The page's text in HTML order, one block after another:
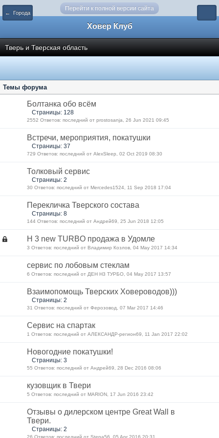
Перейти к полной версии сайта
← Города
Ховер Клуб
Тверь и Тверская область
Темы форума
Болтанка обо всём
Страницы: 128
2552 Ответов: последний от prostosanja, 26 Jun 2021 09:45
Встречи, мероприятия, покатушки
Страницы: 37
729 Ответов: последний от AlexSleep, 02 Oct 2019 08:30
Толковый сервис
Страницы: 2
30 Ответов: последний от Mercedes1524, 11 Sep 2018 17:04
Перекличка Тверского состава
Страницы: 8
144 Ответов: последний от Андрей69, 25 Jun 2018 12:05
H 3 new TURBO продажа в Удомле
3 Ответов: последний от Владимир Козлов, 04 May 2017 14:34
сервис по лобовым стеклам
6 Ответов: последний от ДЕН Н3 ТУРБО, 04 May 2017 13:57
Взаимопомощь Тверских Ховероводов)))
Страницы: 2
31 Ответов: последний от Ферозовод, 07 Mar 2017 14:46
Сервис на спартак
1 Ответов: последний от АЛЕКСАНДР-регион69, 11 Jan 2017 22:02
Новогодние покатушки!
Страницы: 3
55 Ответов: последний от Андрей69, 28 Dec 2016 08:06
кузовщик в Твери
5 Ответов: последний от MARION, 17 Jun 2016 23:42
Отзывы о дилерском центре Great Wall в
Твери.
Страницы: 2
26 Ответов: последний от Stepa56, 05 Apr 2016 20:31